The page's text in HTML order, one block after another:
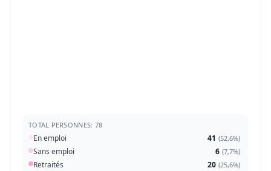
TOTAL PERSONNES: 78
En emploi 41 (52,6%)
Sans emploi 6 (7,7%)
Retraités 20 (25,6%)